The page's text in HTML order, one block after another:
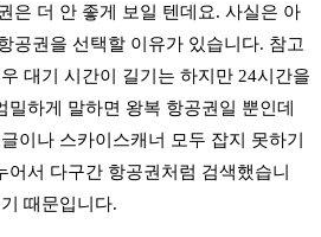
은 더 안 좋게 보일 텐데요. 사실은 아
공권을 선택할 이유가 있습니다. 참고
대기 시간이 길기는 하지만 24시간을
하게 말하면 왕복 항공권일 뿐인데
이나 스카이스캐너 모두 잡지 못하기
서 다구간 항공권처럼 검색했습니
때문입니다.